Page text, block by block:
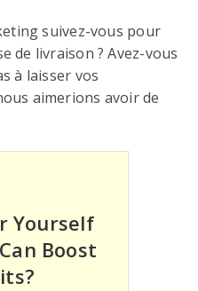
suivez-vous pour
de livraison ? Avez-vous
à laisser vos
aimerions avoir de
Yourself
Boost